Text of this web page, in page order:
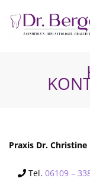
Praxis Dr. Christine
Tel. 06109 –